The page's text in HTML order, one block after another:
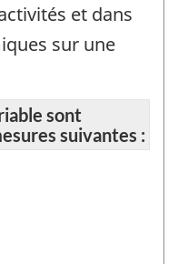
et dans
sur une
sont
suivantes :